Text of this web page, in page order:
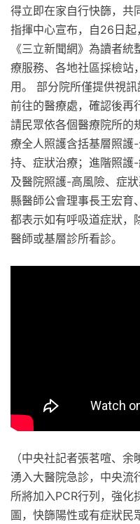
得立即在家自行快篩，共
指揮中心宣布，自26日起
《三立新聞網》為讀者
療服務、各地社區採檢站
用。 部分院所僅提供視
前往的醫療處，確認後再
請民眾依各個醫療院所的
療全人照護含括基層照護
持、症狀治療；進階照護
及醫院照護-高風險、症
縣醫師公會理事長王宏育
都表示如有呼吸道症狀，
醫師或基層診所看診。
（中央社記者張茗喧、
湧入大醫院急診，中央流
所將加入PCR行列，強
圖，快篩陽性或有症狀民